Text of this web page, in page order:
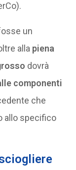
un
alla piena
dovrà
componenti
che
allo specifico